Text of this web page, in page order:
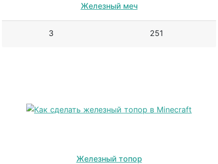
Железный меч
3 251
Железный топор